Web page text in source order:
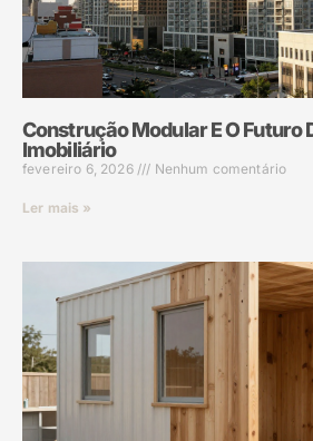
Construção Modular E O Futuro
Imobiliário
fevereiro 6, 2026 Nenhum comentário
Ler mais »